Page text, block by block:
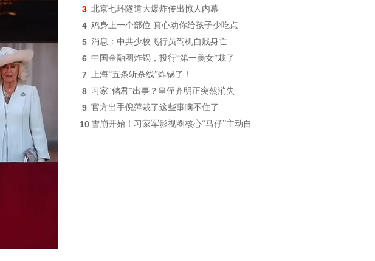
3 北京七环隧道大爆炸传出惊人内幕
4 鸡身上一个部位 真心劝你给孩子少吃点
5 消息：中共少校飞行员驾机自戕身亡
6 中国金融圈炸锅，投行“第一美女”栽了
7 上海“五条斩杀线”炸锅了！
8 习家“储君”出事？皇侄齐明正突然消失
9 官方出手倪萍栽了这些事瞒不住了
10 雪崩开始！习家军影视圈核心“马仔”主动自